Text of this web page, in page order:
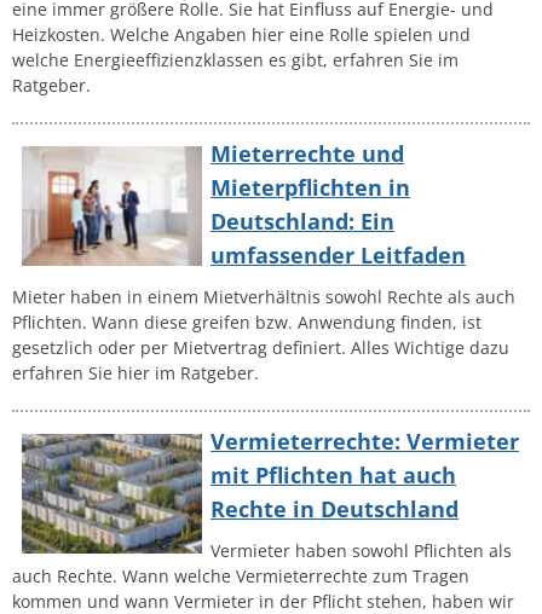
eine immer größere Rolle. Sie hat Einfluss auf Energie- und
Heizkosten. Welche Angaben hier eine Rolle spielen und
welche Energieeffizienzklassen es gibt, erfahren Sie im
Ratgeber.
Mieterrechte und
Mieterpflichten in
Deutschland: Ein
umfassender Leitfaden
Mieter haben in einem Mietverhältnis sowohl Rechte als auch
Pflichten. Wann diese greifen bzw. Anwendung finden, ist
gesetzlich oder per Mietvertrag definiert. Alles Wichtige dazu
erfahren Sie hier im Ratgeber.
Vermieterrechte: Vermieter
mit Pflichten hat auch
Rechte in Deutschland
Vermieter haben sowohl Pflichten als
auch Rechte. Wann welche Vermieterrechte zum Tragen
kommen und wann Vermieter in der Pflicht stehen, haben wir